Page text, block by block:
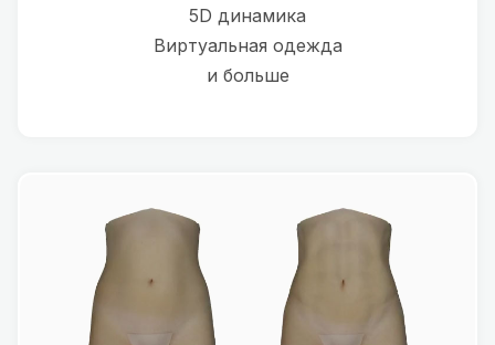
5D динамика
Виртуальная одежда
и больше